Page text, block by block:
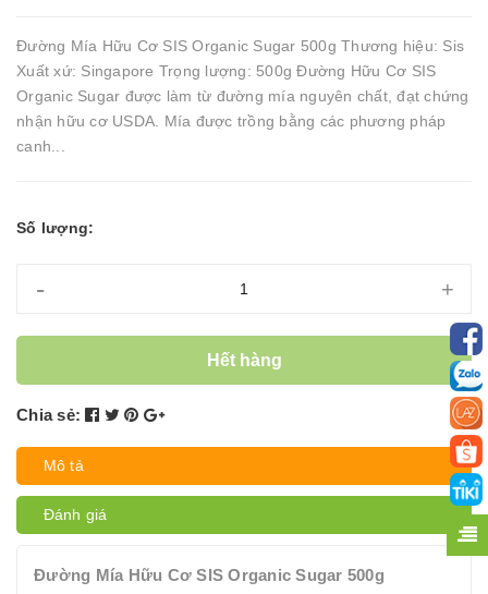
Đường Mía Hữu Cơ SIS Organic Sugar 500g Thương hiệu: Sis
Xuất xứ: Singapore Trọng lượng: 500g Đường Hữu Cơ SIS
Organic Sugar được làm từ đường mía nguyên chất, đạt chứng
nhận hữu cơ USDA. Mía được trồng bằng các phương pháp
canh...
Số lượng:
- +
Hết hàng
Chia sẻ:
Mô tả
Đánh giá
Đường Mía Hữu Cơ SIS Organic Sugar 500g